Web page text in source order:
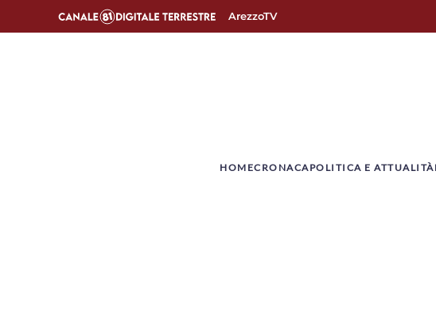
ArezzoTV
­HOMECRONACAPOLITICA E ATTUALITÀ